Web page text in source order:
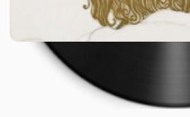
januari 2026 besöka
och arrangera berättarstunder.
inte ska kosta något för de äldre
lyssnare och läsare med
mycket välkommet. Eftersom
stapeln förrän i januari har vi